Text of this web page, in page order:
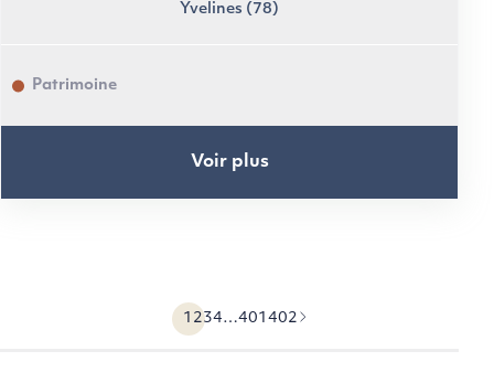
Yvelines (78)
Patrimoine
Voir plus
Précédent
1 234…401 402 Suivant